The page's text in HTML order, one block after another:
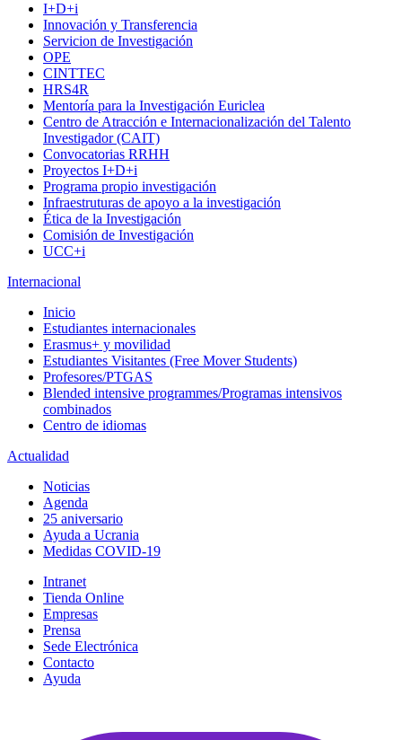
I+D+i
Innovación y Transferencia
Servicion de Investigación
OPE
CINTTEC
HRS4R
Mentoría para la Investigación Euriclea
Centro de Atracción e Internacionalización del Talento
Investigador (CAIT)
Convocatorias RRHH
Proyectos I+D+i
Programa propio investigación
Infraestruturas de apoyo a la investigación
Ética de la Investigación
Comisión de Investigación
UCC+i
Internacional
Inicio
Estudiantes internacionales
Erasmus+ y movilidad
Estudiantes Visitantes (Free Mover Students)
Profesores/PTGAS
Blended intensive programmes/Programas intensivos
combinados
Centro de idiomas
Actualidad
Noticias
Agenda
25 aniversario
Ayuda a Ucrania
Medidas COVID-19
Intranet
Tienda Online
Empresas
Prensa
Sede Electrónica
Contacto
Ayuda